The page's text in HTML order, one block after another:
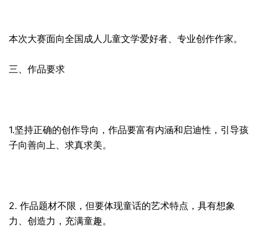
本次大赛面向全国成人儿童文学爱好者、专业创作作家。
三、作品要求
1.坚持正确的创作导向，作品要富有内涵和启迪性，引导孩
子向善向上、求真求美。
2. 作品题材不限，但要体现童话的艺术特点，具有想象
力、创造力，充满童趣。